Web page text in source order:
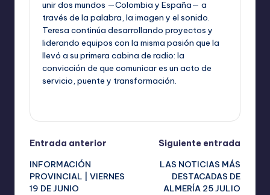
unir dos mundos —Colombia y España— a
través de la palabra, la imagen y el sonido.
Teresa continúa desarrollando proyectos y
liderando equipos con la misma pasión que la
llevó a su primera cabina de radio: la
convicción de que comunicar es un acto de
servicio, puente y transformación.
Navegación
de
Entrada anterior
INFORMACIÓN
PROVINCIAL | VIERNES
19 DE JUNIO
Siguiente entrada
LAS NOTICIAS MÁS
DESTACADAS DE
ALMERÍA 25 JULIO